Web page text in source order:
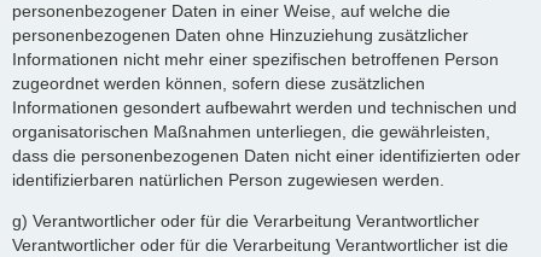
personenbezogener Daten in einer Weise, auf welche die
personenbezogenen Daten ohne Hinzuziehung zusätzlicher
Informationen nicht mehr einer spezifischen betroffenen Person
zugeordnet werden können, sofern diese zusätzlichen
Informationen gesondert aufbewahrt werden und technischen und
organisatorischen Maßnahmen unterliegen, die gewährleisten,
dass die personenbezogenen Daten nicht einer identifizierten oder
identifizierbaren natürlichen Person zugewiesen werden.
g) Verantwortlicher oder für die Verarbeitung Verantwortlicher
Verantwortlicher oder für die Verarbeitung Verantwortlicher ist die